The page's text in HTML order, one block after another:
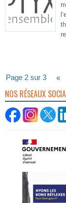
Page 2 sur 3 «
NOS RÉSEAUX